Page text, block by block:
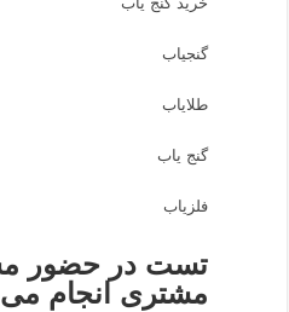
گنجیاب
طلایاب
گنج یاب
فلزیاب
تست در حضور
مشتری انجام